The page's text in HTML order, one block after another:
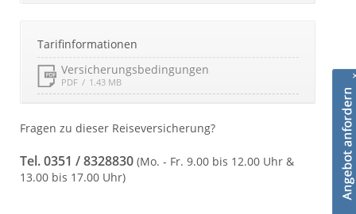
Tarifinformationen
Versicherungsbedingungen
PDF 1.43 MB
Fragen zu dieser Reiseversicherung?
Tel. 0351 / 8328830 (Mo. - Fr. 9.00 bis 12.00 Uhr &
13.00 bis 17.00 Uhr)